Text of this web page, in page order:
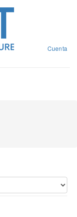
Cuenta